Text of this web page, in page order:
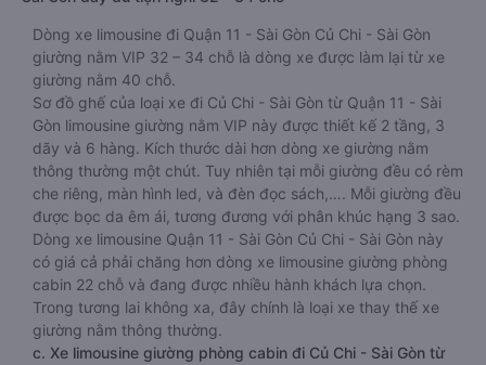
Dòng xe limousine đi Quận 11 - Sài Gòn Củ Chi - Sài Gòn
giường nằm VIP 32 – 34 chỗ là dòng xe được làm lại từ xe
giường nằm 40 chỗ.
Sơ đồ ghế của loại xe đi Củ Chi - Sài Gòn từ Quận 11 - Sài
Gòn limousine giường nằm VIP này được thiết kế 2 tầng, 3
dãy và 6 hàng. Kích thước dài hơn dòng xe giường nằm
thông thường một chút. Tuy nhiên tại mỗi giường đều có rèm
che riêng, màn hình led, và đèn đọc sách,…. Mỗi giường đều
được bọc da êm ái, tương đương với phân khúc hạng 3 sao.
Dòng xe limousine Quận 11 - Sài Gòn Củ Chi - Sài Gòn này
có giá cả phải chăng hơn dòng xe limousine giường phòng
cabin 22 chỗ và đang được nhiều hành khách lựa chọn.
Trong tương lai không xa, đây chính là loại xe thay thế xe
giường nằm thông thường.
c. Xe limousine giường phòng cabin đi Củ Chi - Sài Gòn từ